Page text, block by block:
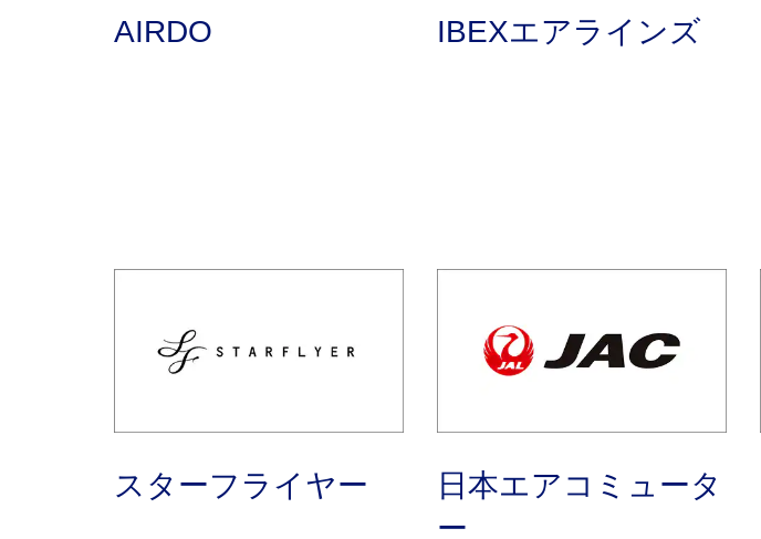
AIRDO IBEXエアラインズ
スターフライヤー
日本エアコミュータ
ー